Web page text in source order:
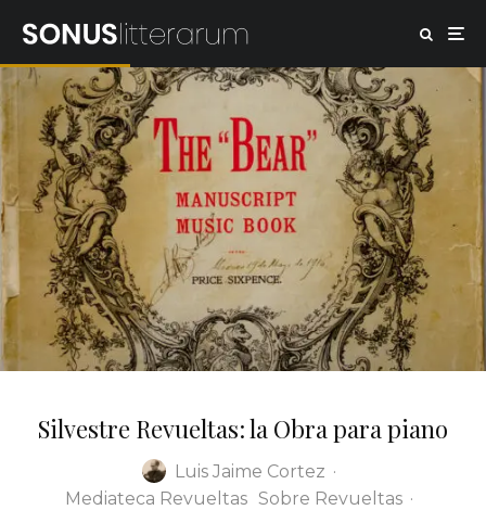
Silvestre Revueltas: la Obra para piano
Luis Jaime Cortez ·
Mediateca Revueltas Sobre Revueltas ·